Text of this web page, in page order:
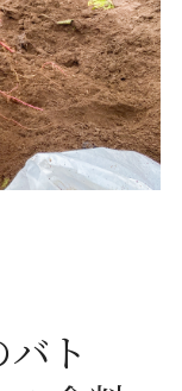
ト